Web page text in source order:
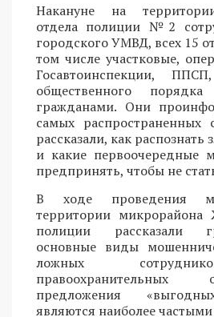
Накануне на
отдела полиции №2
городского УМВД, всех 15
том числе участковые,
Госавтоинспекции,
общественного
гражданами. Они
самых распространенных
рассказали, как
и какие первоочередные
предпринять, чтобы не
В ходе проведения
территории
полиции рассказали
основные виды
ложных
предложения
являются наиболее